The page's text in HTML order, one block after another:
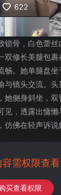
骨，白色蕾
修长美腿包
。她单腿盘
镜头交流。
侧身斜坐，
，透露出慵
佛在轻声诉说
需权限查看
买查看权限